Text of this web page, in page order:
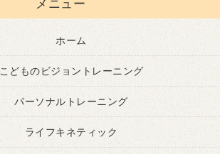
メニュー
ホーム
こどものビジョントレーニング
パーソナルトレーニング
ライフキネティック